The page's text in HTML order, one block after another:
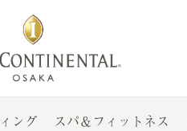
ング スパ＆フィットネス